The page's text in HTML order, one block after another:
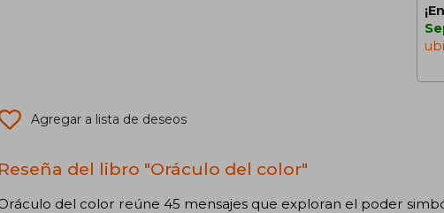
Agregar a lista de deseos
Reseña del libro "Oráculo del color"
del color reúne 45 mensajes que exploran el poder